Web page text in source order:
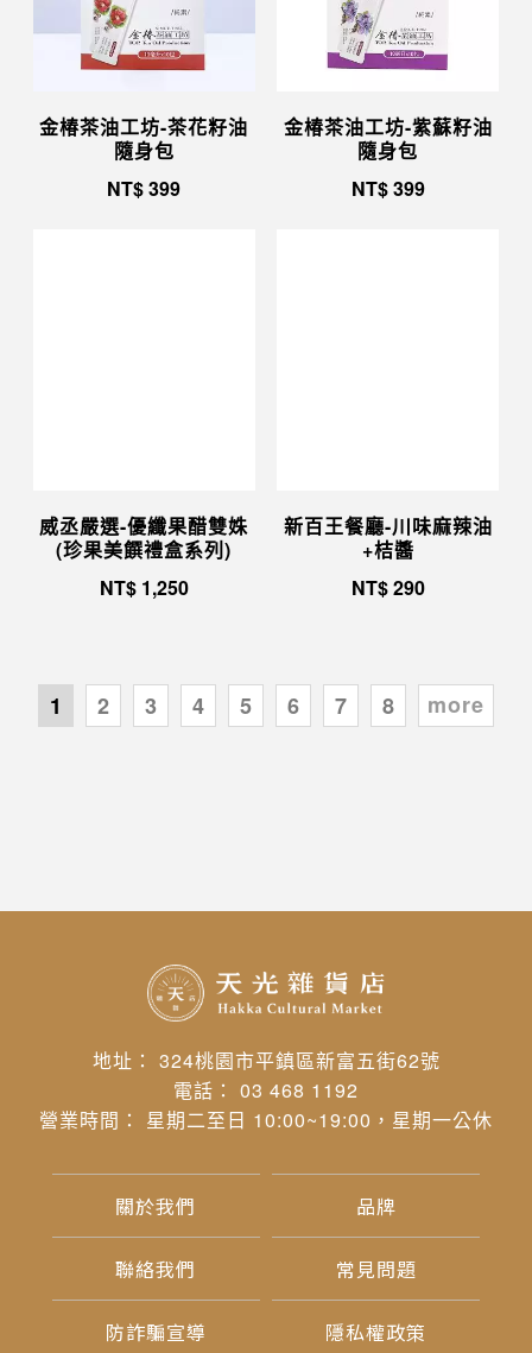
金椿茶油工坊-茶花籽油
隨身包
NT$399
金椿茶油工坊-紫蘇籽油
隨身包
NT$399
威丞嚴選-優纖果醋雙姝
(珍果美饌禮盒系列)
NT$ 1,250
新百王餐廳-川味麻辣油
+桔醬
NT$290
1 2 3 4 5 6 7 8 more
地址： 324桃園市平鎮區新富五街62號
電話： 03 468 1192
營業時間： 星期二至日 10:00~19:00，星期一公休
關於我們 品牌
聯絡我們 常見問題
防詐騙宣導 隱私權政策